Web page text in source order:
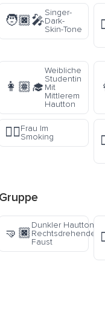
🧑🏿‍🎤
Singer-
Dark-
Skin-Tone
👩🏽‍🎓
Weibliche
Studentin
Mit
Mittlerem
Hautton
🤵‍♀️Frau Im
Smoking
Gruppe
🤜🏿
Dunkler Hautton
Rechtsdrehende
Faust